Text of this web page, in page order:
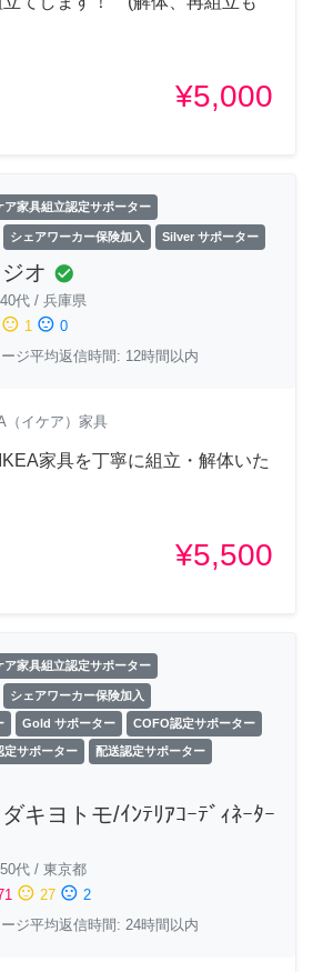
¥5,000
ア家具組立認定サポーター
シェアワーカー保険加入 Silver サポーター
オ check_circle
40代 / 兵庫県
sentiment_neutral 1 sentiment_dissatisfied 0
ジ平均返信時間: 12時間以内
（イケア）家具
家具を丁寧に組立・解体いた
¥5,500
ア家具組立認定サポーター
シェアワーカー保険加入
Gold サポーター COFO認定サポーター
定サポーター 配送認定サポーター
キヨトモ/ｲﾝﾃﾘｱｺｰﾃﾞｨﾈｰﾀｰ
50代 / 東京都
sentiment_neutral 27 sentiment_dissatisfied 2
ジ平均返信時間: 24時間以内